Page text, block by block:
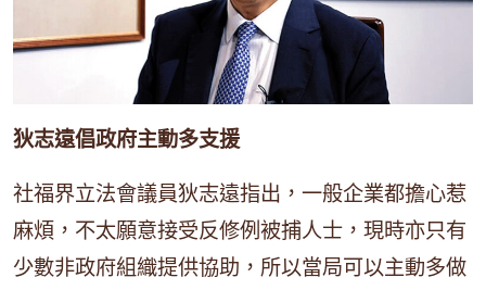
狄志遠倡政府主動多支援
社福界立法會議員狄志遠指出，一般企業都擔心惹
麻煩，不太願意接受反修例被捕人士，現時亦只有
少數非政府組織提供協助，所以當局可以主動多做